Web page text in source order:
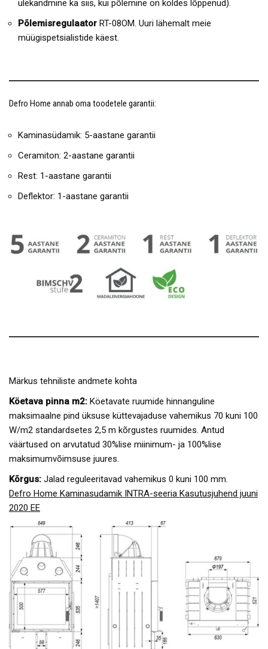
ülekandmine ka siis, kui põlemine on koldes lõppenud).
Põlemisregulaator RT-08OM. Uuri lähemalt meie
müügispetsialistide käest.
Defro Home annab oma toodetele garantii:
Kaminasüdamik: 5-aastane garantii
Ceramiton: 2-aastane garantii
Rest: 1-aastane garantii
Deflektor: 1-aastane garantii
Märkus tehniliste andmete kohta
Köetava pinna m2: Köetavate ruumide hinnanguline
maksimaalne pind üksuse küttevajaduse vahemikus 70 kuni 100
W/m2 standardsetes 2,5 m kõrgustes ruumides. Antud
väärtused on arvutatud 30%lise miinimum- ja 100%lise
maksimumvõimsuse juures.
Kõrgus: Jalad reguleeritavad vahemikus 0 kuni 100 mm.
Defro Home Kaminasudamik INTRA-seeria Kasutusjuhend juuni
2020 EE